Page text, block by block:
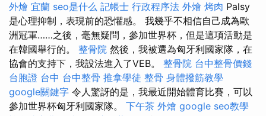
外燴 宜蘭 seo是什么 記帳士 行政程序法 外燴 烤肉 Palsy
是心理抑制，表現前的恐懼感。 我幾乎不相信自己成為歐
洲冠軍……之後，毫無疑問，參加世界杯，但是這項活動是
在韓國舉行的。 整骨院 然後，我被選為匈牙利國家隊，在
協會的支持下，我設法進入了VEB。 整骨院 台中整骨價錢
台胞證 台中 台中整骨 推拿學徒 整骨 身體撥筋教學
google關鍵字 令人驚訝的是，我最近開始體育比賽，可以
參加世界杯匈牙利國家隊。 下午茶 外燴 google seo教學